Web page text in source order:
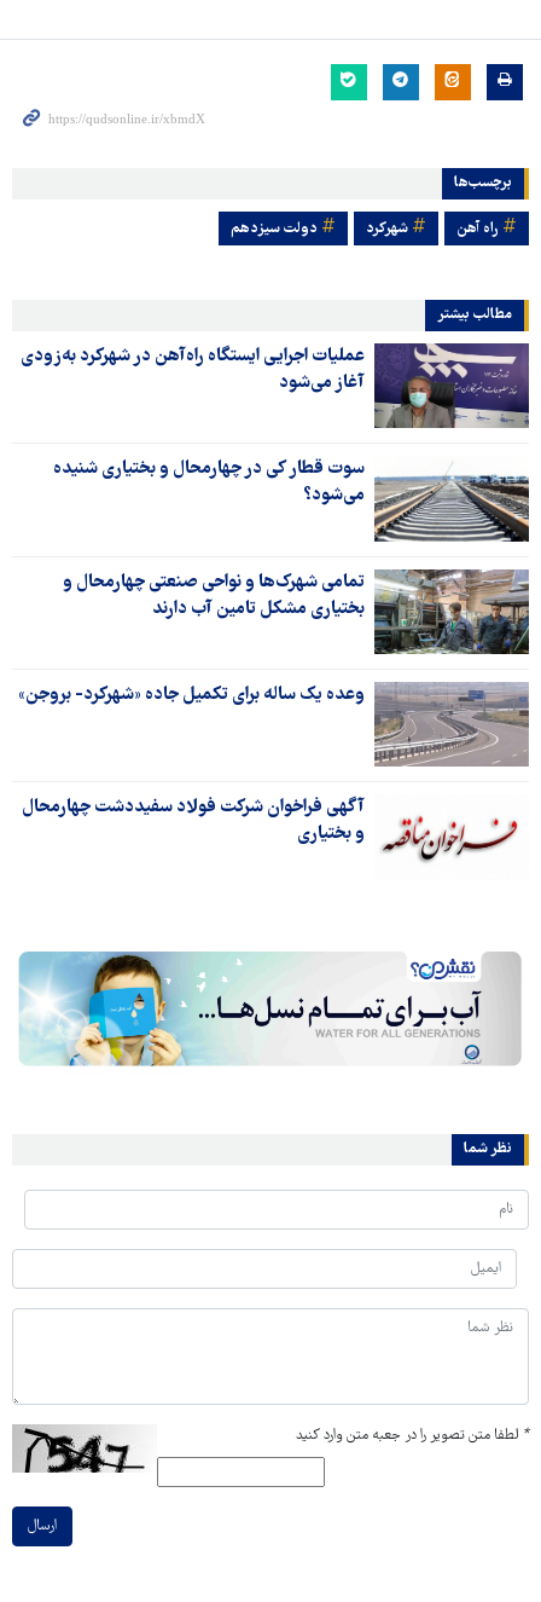
برچسب‌ها
راه آهن شهرکرد دولت سيزدهم
مطالب بیشتر
عملیات اجرایی ایستگاه راه‌آهن در شهرکرد به‌زودی
آغاز می‌شود
سوت قطار کی در چهارمحال و بختیاری شنیده
می‌شود؟
تمامی شهرک‌ها و نواحی صنعتی چهارمحال و
بختیاری مشکل تامین آب دارند
وعده یک ساله برای تکمیل جاده «شهرکرد- بروجن»
آگهی فراخوان شرکت فولاد سفیددشت چهارمحال
و بختیاری
نظر شما
* لطفا متن تصویر را در جعبه متن وارد کنید
ارسال